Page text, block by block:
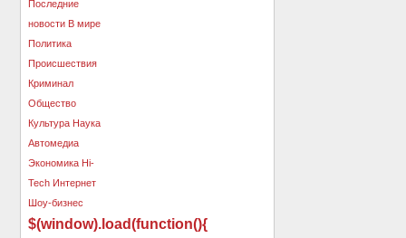
$(window).load(function(){